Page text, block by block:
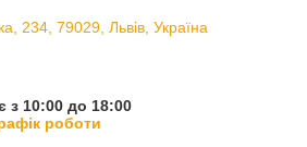
234, 79029, Львів, Україна
з 10:00 до 18:00
роботи